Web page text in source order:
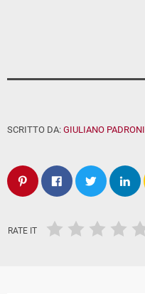
SCRITTO DA: GIULIANO PADRONI
RATE IT